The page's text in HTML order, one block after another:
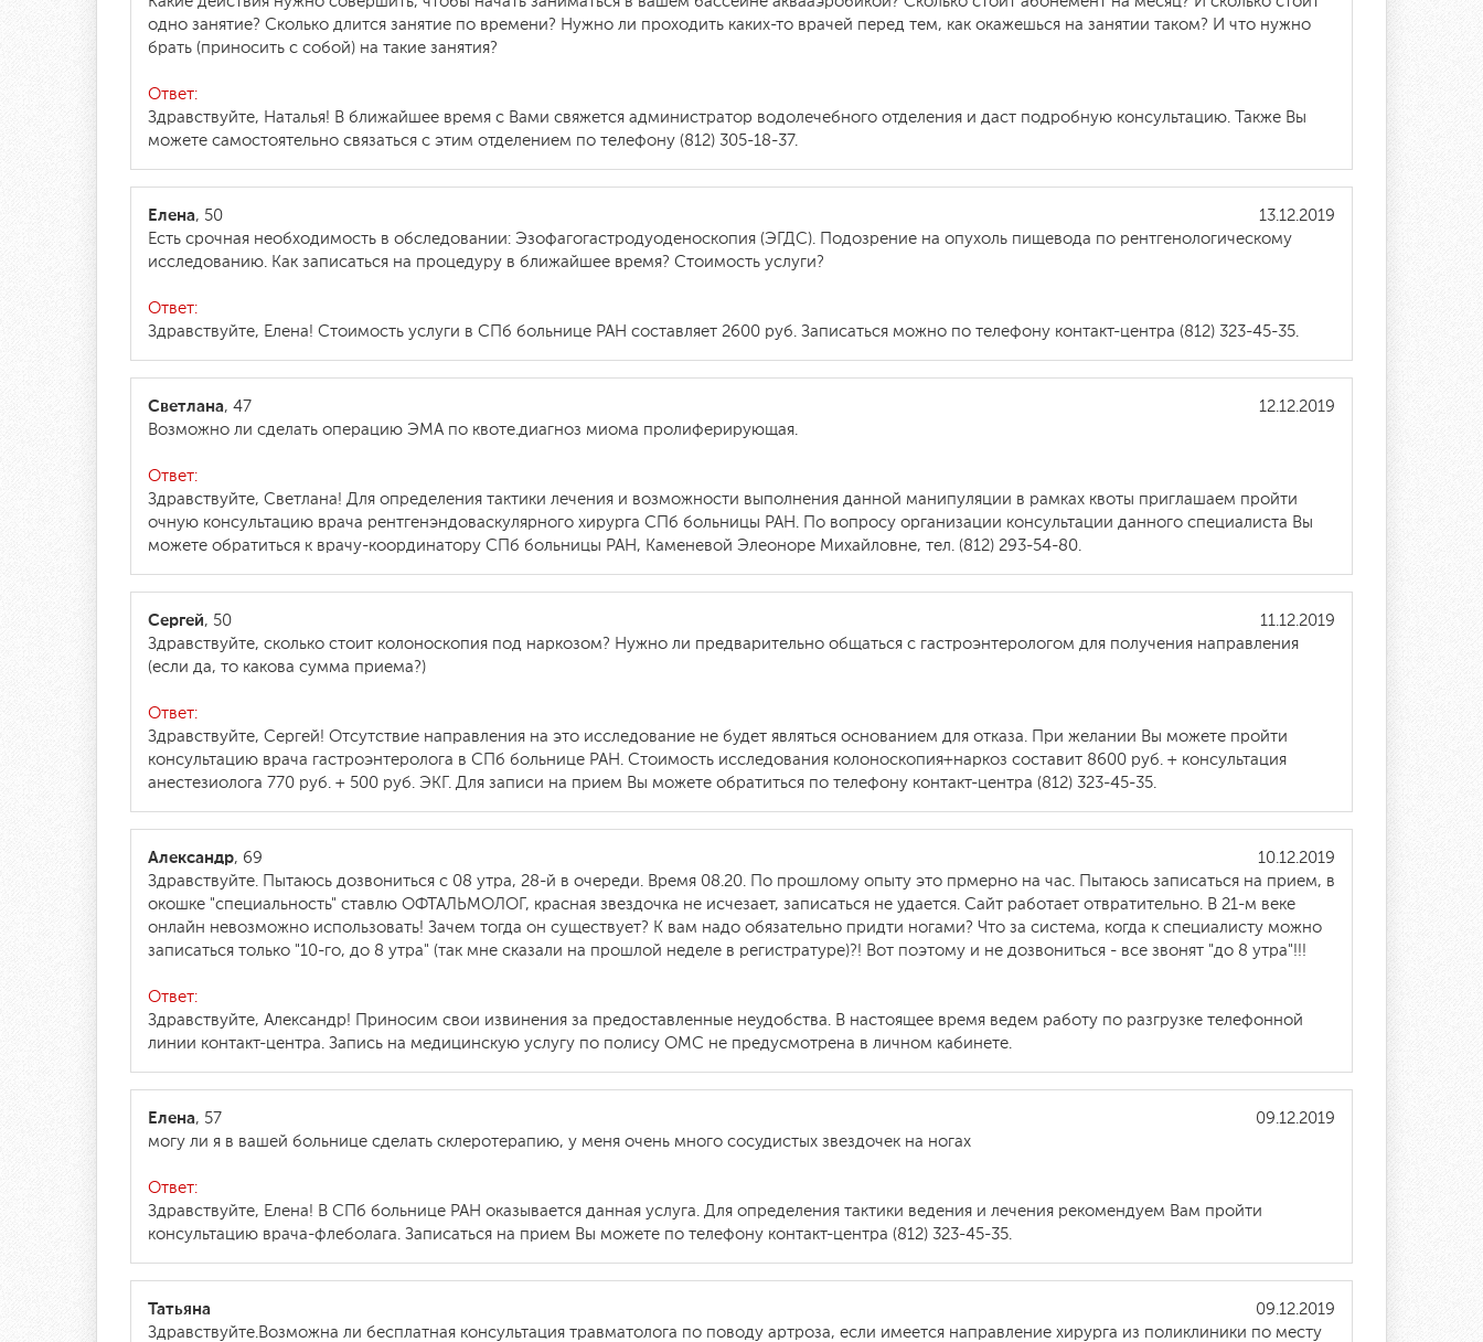
одно занятие? Сколько длится занятие по времени? Нужно ли проходить каких-то врачей перед тем, как окажешься на занятии таком? И что нужно
брать (приносить с собой) на такие занятия?
Ответ:
Здравствуйте, Наталья! В ближайшее время с Вами свяжется администратор водолечебного отделения и даст подробную консультацию. Также Вы
можете самостоятельно связаться с этим отделением по телефону (812) 305-18-37.
13.12.2019
Елена, 50
Есть срочная необходимость в обследовании: Эзофагогастродуоденоскопия (ЭГДС). Подозрение на опухоль пищевода по рентгенологическому
исследованию. Как записаться на процедуру в ближайшее время? Стоимость услуги?
Ответ:
Здравствуйте, Елена! Стоимость услуги в СПб больнице РАН составляет 2600 руб. Записаться можно по телефону контакт-центра (812) 323-45-35.
12.12.2019
Светлана, 47
Возможно ли сделать операцию ЭМА по квоте.диагноз миома пролиферирующая.
Ответ:
Здравствуйте, Светлана! Для определения тактики лечения и возможности выполнения данной манипуляции в рамках квоты приглашаем пройти
очную консультацию врача рентгенэндоваскулярного хирурга СПб больницы РАН. По вопросу организации консультации данного специалиста Вы
можете обратиться к врачу-координатору СПб больницы РАН, Каменевой Элеоноре Михайловне, тел. (812) 293-54-80.
11.12.2019
Сергей, 50
Здравствуйте, сколько стоит колоноскопия под наркозом? Нужно ли предварительно общаться с гастроэнтерологом для получения направления
(если да, то какова сумма приема?)
Ответ:
Здравствуйте, Сергей! Отсутствие направления на это исследование не будет являться основанием для отказа. При желании Вы можете пройти
консультацию врача гастроэнтеролога в СПб больнице РАН. Стоимость исследования колоноскопия+наркоз составит 8600 руб. + консультация
анестезиолога 770 руб. + 500 руб. ЭКГ. Для записи на прием Вы можете обратиться по телефону контакт-центра (812) 323-45-35.
10.12.2019
Александр, 69
Здравствуйте. Пытаюсь дозвониться с 08 утра, 28-й в очереди. Время 08.20. По прошлому опыту это прмерно на час. Пытаюсь записаться на прием, в
окошке "специальность" ставлю ОФТАЛЬМОЛОГ, красная звездочка не исчезает, записаться не удается. Сайт работает отвратительно. В 21-м веке
онлайн невозможно использовать! Зачем тогда он существует? К вам надо обязательно придти ногами? Что за система, когда к специалисту можно
записаться только "10-го, до 8 утра" (так мне сказали на прошлой неделе в регистратуре)?! Вот поэтому и не дозвониться - все звонят "до 8 утра"!!!
Ответ:
Здравствуйте, Александр! Приносим свои извинения за предоставленные неудобства. В настоящее время ведем работу по разгрузке телефонной
линии контакт-центра. Запись на медицинскую услугу по полису ОМС не предусмотрена в личном кабинете.
09.12.2019
Елена, 57
могу ли я в вашей больнице сделать склеротерапию, у меня очень много сосудистых звездочек на ногах
Ответ:
Здравствуйте, Елена! В СПб больнице РАН оказывается данная услуга. Для определения тактики ведения и лечения рекомендуем Вам пройти
консультацию врача-флеболага. Записаться на прием Вы можете по телефону контакт-центра (812) 323-45-35.
09.12.2019
Татьяна
Здравствуйте.Возможна ли бесплатная консультация травматолога по поводу артроза, если имеется направление хирурга из поликлиники по месту